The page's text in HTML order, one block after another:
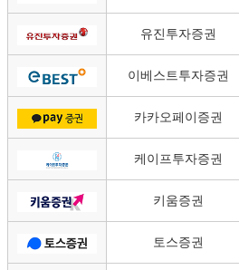
유진투자증권
이베스트투자증권
카카오페이증권
케이프투자증권
키움증권
토스증권